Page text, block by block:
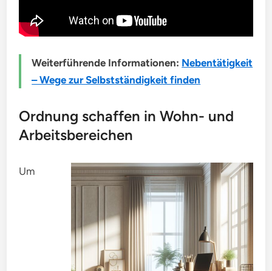
Weiterführende Informationen: Nebentätigkeit
– Wege zur Selbstständigkeit finden
Ordnung schaffen in Wohn- und
Arbeitsbereichen
Um